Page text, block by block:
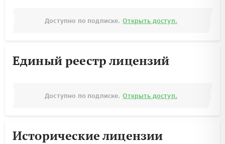
Доступно по подписке. Открыть доступ.
Единый реестр лицензий
Доступно по подписке. Открыть доступ.
Исторические лицензии